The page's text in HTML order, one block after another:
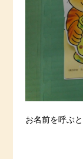
お名前を呼ぶ